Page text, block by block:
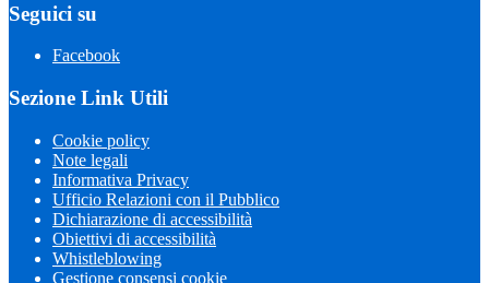
Seguici su
Facebook
Sezione Link Utili
Cookie policy
Note legali
Informativa Privacy
Ufficio Relazioni con il Pubblico
Dichiarazione di accessibilità
Obiettivi di accessibilità
Whistleblowing
Gestione consensi cookie